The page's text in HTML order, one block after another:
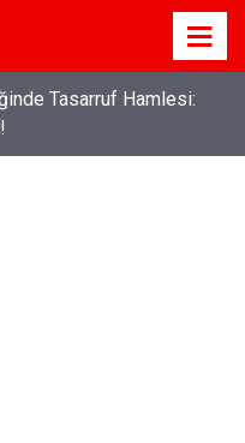
Tasarruf Hamlesi: